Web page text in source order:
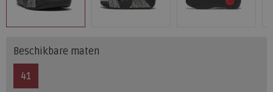
Beschikbare maten
41